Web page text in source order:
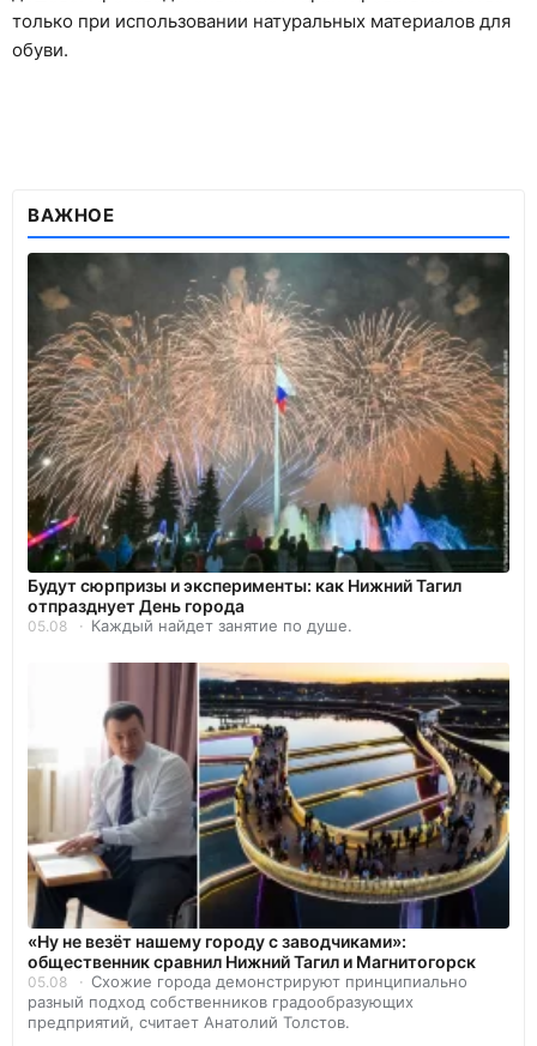
только при использовании натуральных материалов для
обуви.
ВАЖНОЕ
Будут сюрпризы и эксперименты: как Нижний Тагил
отпразднует День города
05.08 Каждый найдет занятие по душе.
«Ну не везёт нашему городу с заводчиками»:
общественник сравнил Нижний Тагил и Магнитогорск
05.08
Схожие города демонстрируют принципиально
разный подход собственников градообразующих
предприятий, считает Анатолий Толстов.